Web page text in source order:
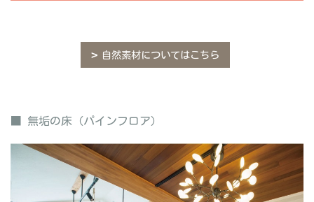
自然素材についてはこちら
■ 無垢の床（パインフロア）